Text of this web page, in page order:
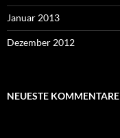
Januar 2013
Dezember 2012
NEUESTE KOMMENTARE